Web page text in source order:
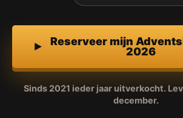
Reserveer mijn
2026
Sinds 2021 ieder jaar uitverkocht.
december.